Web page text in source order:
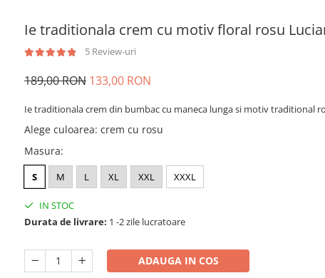
Ie traditionala crem cu motiv floral rosu
5 Review-uri
189,00 RON 133,00 RON
Ie traditionala crem din bumbac cu maneca lunga si motiv traditional
Alege culoarea: crem cu rosu
Masura:
S M L XL XXL XXXL
IN STOC
Durata de livrare: 1 -2 zile lucratoare
ADAUGA IN COS